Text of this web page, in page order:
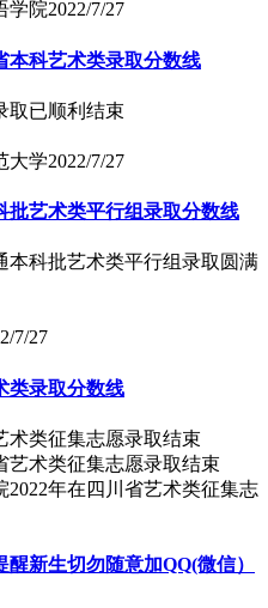
学院2022/7/27
本科艺术类录取分数线
取已顺利结束
大学2022/7/27
批艺术类平行组录取分数线
本科批艺术类平行组录取圆满
7/27
类录取分数线
术类征集志愿录取结束
2022年在四川省艺术类征集志
新生切勿随意加QQ(微信）